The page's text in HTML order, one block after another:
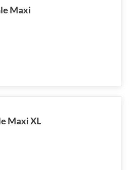
Maxi
Maxi XL